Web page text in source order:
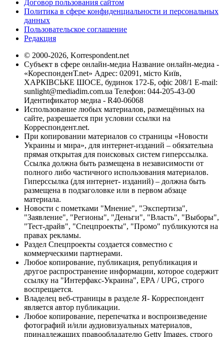
Договор пользования сайтом
Политика в сфере конфиденциальности и персональных
данных
Пользовательское соглашение
Редакция
© 2000-2026, Korrespondent.net
Субъект в сфере онлайн-медиа Название онлайн-медиа -
«КореспонденТ.net» Адрес: 02091, місто Київ,
ХАРКІВСЬКЕ ШОСЕ, будинок 172-Б, офіс 208/1 E-mail:
sunlight@mediadim.com.ua Телефон: 044-205-43-00
Идентификатор медиа - R40-06068
Использование любых материалов, размещённых на
сайте, разрешается при условии ссылки на
Корреспондент.net.
При копировании материалов со страницы «Новости
Украины и мира», для интернет-изданий – обязательна
прямая открытая для поисковых систем гиперссылка.
Ссылка должна быть размещена в независимости от
полного либо частичного использования материалов.
Гиперссылка (для интернет- изданий) – должна быть
размещена в подзаголовке или в первом абзаце
материала.
Новости с пометками "Мнение", "Экспертиза",
"Заявление", "Регионы", "Деньги", "Власть", "Выборы",
"Тест-драйв", "Спецпроекты", "Промо" публикуются на
правах рекламы.
Раздел Спецпроекты создается совместно с
коммерческими партнерами.
Любое копирование, публикация, републикация и
другое распространение информации, которое содержит
ссылку на "Интерфакс-Украина", EPA / UPG, строго
воспрещается.
Владелец веб-страницы в разделе Я- Корреспондент
является автор публикации.
Любое копирование, перепечатка и воспроизведение
фотографий и/или аудиовизуальных материалов,
принадлежащих правообладателю Getty Images, строго